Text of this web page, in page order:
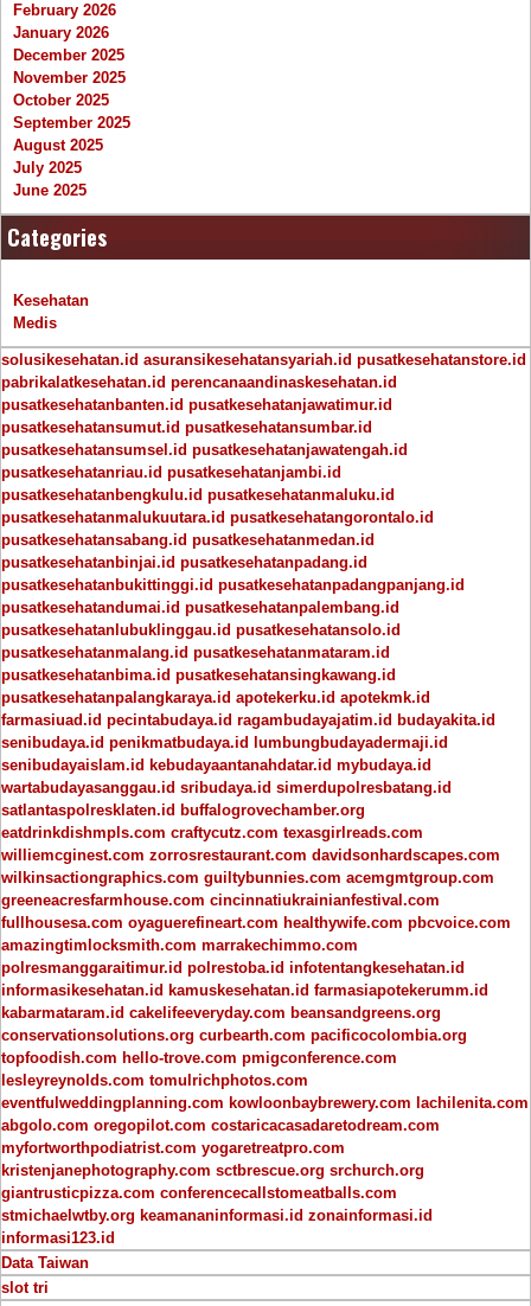
February 2026
January 2026
December 2025
November 2025
October 2025
September 2025
August 2025
July 2025
June 2025
Categories
Kesehatan
Medis
solusikesehatan.id asuransikesehatansyariah.id pusatkesehatanstore.id
pabrikalatkesehatan.id perencanaandinaskesehatan.id
pusatkesehatanbanten.id pusatkesehatanjawatimur.id
pusatkesehatansumut.id pusatkesehatansumbar.id
pusatkesehatansumsel.id pusatkesehatanjawatengah.id
pusatkesehatanriau.id pusatkesehatanjambi.id
pusatkesehatanbengkulu.id pusatkesehatanmaluku.id
pusatkesehatanmalukuutara.id pusatkesehatangorontalo.id
pusatkesehatansabang.id pusatkesehatanmedan.id
pusatkesehatanbinjai.id pusatkesehatanpadang.id
pusatkesehatanbukittinggi.id pusatkesehatanpadangpanjang.id
pusatkesehatandumai.id pusatkesehatanpalembang.id
pusatkesehatanlubuklinggau.id pusatkesehatansolo.id
pusatkesehatanmalang.id pusatkesehatanmataram.id
pusatkesehatanbima.id pusatkesehatansingkawang.id
pusatkesehatanpalangkaraya.id apotekerku.id apotekmk.id
farmasiuad.id pecintabudaya.id ragambudayajatim.id budayakita.id
senibudaya.id penikmatbudaya.id
lumbungbudayadermaji.id
senibudayaislam.id kebudayaantanahdatar.id mybudaya.id
wartabudayasanggau.id sribudaya.id simerdupolresbatang.id
satlantaspolresklaten.id buffalogrovechamber.org
eatdrinkdishmpls.com craftycutz.com texasgirlreads.com
williemcginest.com zorrosrestaurant.com davidsonhardscapes.com
wilkinsactiongraphics.com guiltybunnies.com acemgmtgroup.com
greeneacresfarmhouse.com cincinnatiukrainianfestival.com
fullhousesa.com oyaguerefineart.com healthywife.com pbcvoice.com
amazingtimlocksmith.com marrakechimmo.com
polresmanggaraitimur.id polrestoba.id infotentangkesehatan.id
informasikesehatan.id kamuskesehatan.id farmasiapotekerumm.id
kabarmataram.id cakelifeeveryday.com beansandgreens.org
conservationsolutions.org curbearth.com pacificocolombia.org
topfoodish.com hello-trove.com pmigconference.com
lesleyreynolds.com tomulrichphotos.com
eventfulweddingplanning.com kowloonbaybrewery.com lachilenita.com
abgolo.com oregopilot.com costaricacasadaretodream.com
myfortworthpodiatrist.com yogaretreatpro.com
kristenjanephotography.com sctbrescue.org srchurch.org
giantrusticpizza.com conferencecallstomeatballs.com
stmichaelwtby.org keamananinformasi.id zonainformasi.id
informasi123.id
Data Taiwan
slot tri